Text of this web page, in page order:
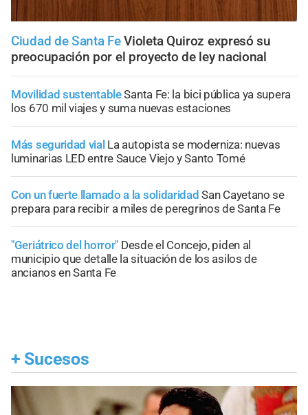
Ciudad de Santa Fe Violeta Quiroz expresó su
preocupación por el proyecto de ley nacional
Movilidad sustentableSanta Fe: la bici pública ya supera
los 670 mil viajes y suma nuevas estaciones
Más seguridad vial La autopista se moderniza: nuevas
luminarias LED entre Sauce Viejo y Santo Tomé
Con un fuerte llamado a la solidaridad San Cayetano se
prepara para recibir a miles de peregrinos de Santa Fe
"Geriátrico del horror" Desde el Concejo, piden al
municipio que detalle la situación de los asilos de
ancianos en Santa Fe
+ Sucesos